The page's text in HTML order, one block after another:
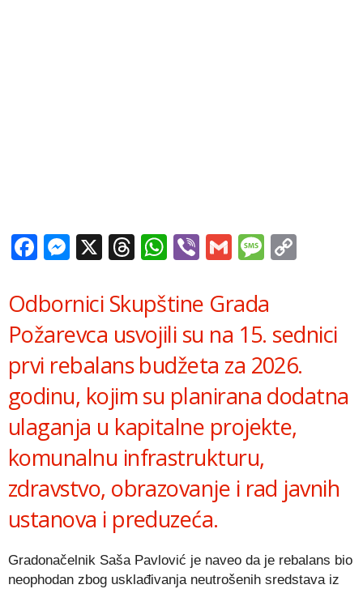
Facebook
Messenger
X Threads
WhatsApp
ViberGmail
Odbornici Skupštine Grada
Požarevca usvojili su na 15. sednici
prvi rebalans budžeta za 2026.
godinu, kojim su planirana dodatna
ulaganja u kapitalne projekte,
komunalnu infrastrukturu,
zdravstvo, obrazovanje i rad javnih
ustanova i preduzeća.
Gradonačelnik Saša Pavlović je naveo da je rebalans bio
neophodan zbog usklađivanja neutrošenih sredstava iz